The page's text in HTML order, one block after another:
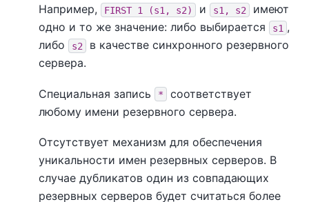
Например,
FIRST 1 (s1, s2) и s1, s2
имеют
одно и то же значение: либо выбирается
s1 ,
либо
s2
в качестве синхронного резервного
сервера.
Специальная запись *
соответствует
любому имени резервного сервера.
Отсутствует механизм для обеспечения
уникальности имен резервных серверов. В
случае дубликатов один из совпадающих
резервных серверов будет считаться более